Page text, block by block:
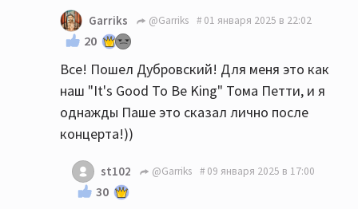
Garriks @Garriks 01 января 2025 в 22:02
20
Все! Пошел Дубровский! Для меня это как
наш "It's Good To Be King" Тома Петти, и я
однажды Паше это сказал лично после
концерта!))
st102 @Garriks 09 января 2025 в 17:00
30